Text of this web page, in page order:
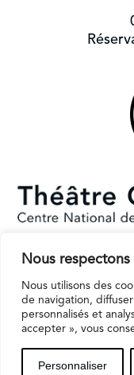
Nous
Nous utilisons des
de navigation,
personnalisés et
accepter », vous
Personnaliser
Subventionné par le
Il reçoit le soutien de
Espaces professionnels
Inscription infolettre